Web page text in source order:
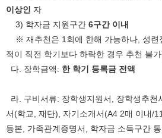
이상인
자
3) 학자금 지원구간 6구간 이내
※ 재추천은 1회에 한해 가능하나, 성련
적이 직전 학기보다 하락한 경우 추천 불
다. 장학금액: 한 학기 등록금 전액
라. 구비서류: 장학생지원서, 장학생추천
서(학교, 재단), 자기소개서(A4 2매 이내/
등본, 가족관계증명서, 학자금 소득구간